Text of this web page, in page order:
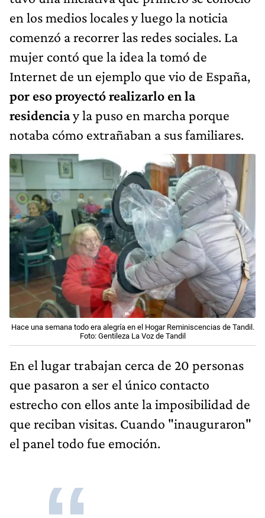
en los medios locales y luego la noticia
comenzó a recorrer las redes sociales. La
mujer contó que la idea la tomó de
Internet de un ejemplo que vio de España,
por eso proyectó realizarlo en la
residenciay la puso en marcha porque
notaba cómo extrañaban a sus familiares.
Hace una semana todo era alegría en el Hogar Reminiscencias de Tandil.
Foto: Gentileza La Voz de Tandil
En el lugar trabajan cerca de 20 personas
que pasaron a ser el único contacto
estrecho con ellos ante la imposibilidad de
que reciban visitas. Cuando "inauguraron"
el panel todo fue emoción.